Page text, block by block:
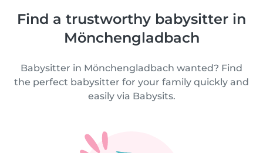
Find a trustworthy babysitter in
Mönchengladbach
Babysitter in Mönchengladbach wanted? Find
the perfect babysitter for your family quickly and
easily via Babysits.